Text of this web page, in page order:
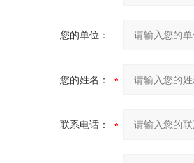
您的单位：
您的姓名：
联系电话：